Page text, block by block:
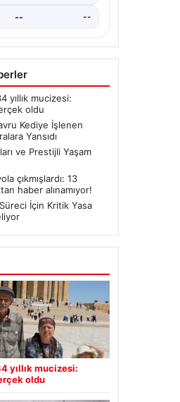
-- --
yıllık mucizesi:
oldu
Kediye İşlenen
Yansıdı
ve Prestijli Yaşam
çıkmışlardı: 13
haber alınamıyor!
İçin Kritik Yasa
yıllık mucizesi:
oldu